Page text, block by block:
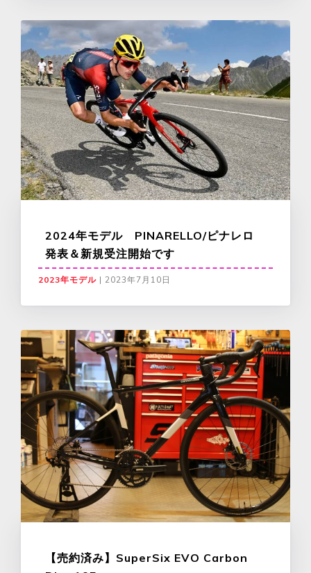
2024年モデル PINARELLO/ピナレロ
発表＆新規受注開始です
2023年モデル | 2023年7月10日
【売約済み】SuperSix EVO Carbon